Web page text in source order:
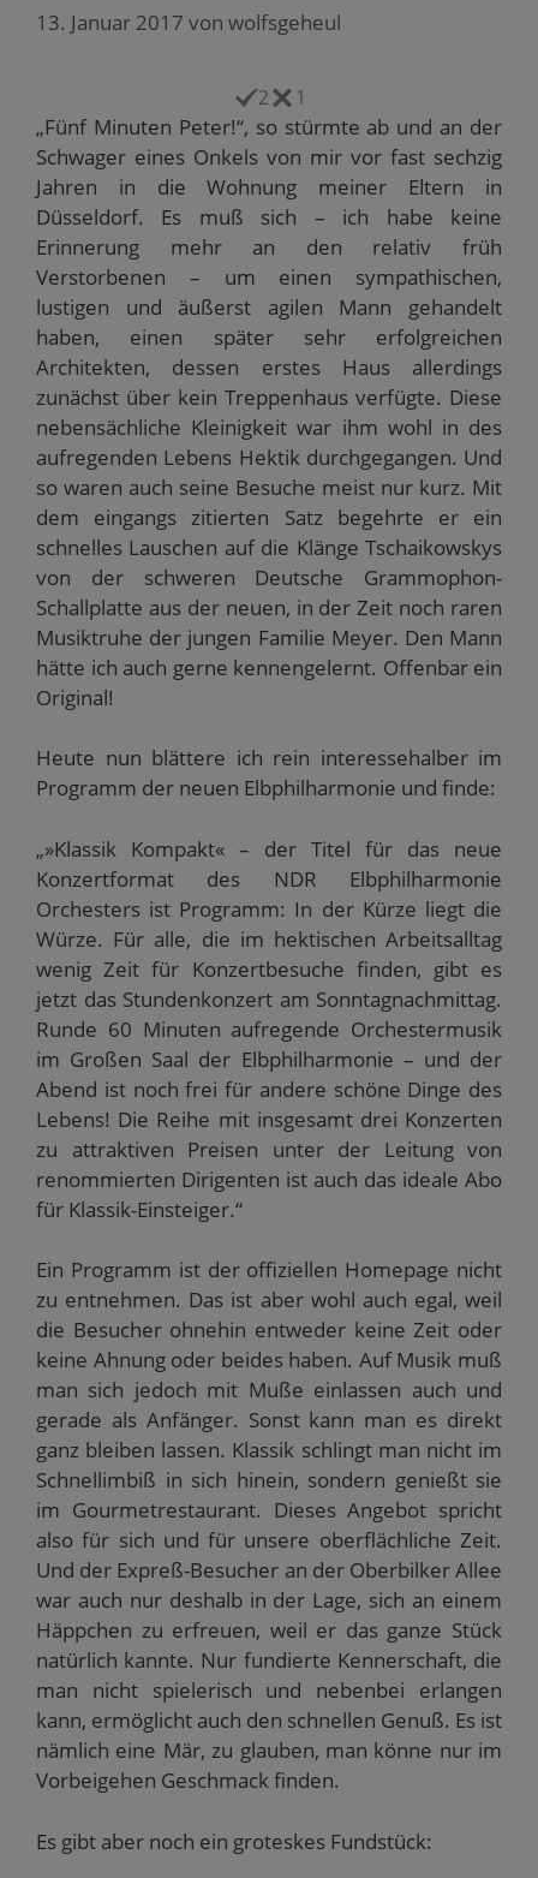
13. Januar 2017 von wolfsgeheul
2 1
„Fünf Minuten Peter!“, so stürmte ab und an der
Schwager eines Onkels von mir vor fast sechzig
Jahren in die Wohnung meiner Eltern in
Düsseldorf. Es muß sich – ich habe keine
Erinnerung mehr an den relativ früh
Verstorbenen – um einen sympathischen,
lustigen und äußerst agilen Mann gehandelt
haben, einen später sehr erfolgreichen
Architekten, dessen erstes Haus allerdings
zunächst über kein Treppenhaus verfügte. Diese
nebensächliche Kleinigkeit war ihm wohl in des
aufregenden Lebens Hektik durchgegangen. Und
so waren auch seine Besuche meist nur kurz. Mit
dem eingangs zitierten Satz begehrte er ein
schnelles Lauschen auf die Klänge Tschaikowskys
von der schweren Deutsche Grammophon-
Schallplatte aus der neuen, in der Zeit noch raren
Musiktruhe der jungen Familie Meyer. Den Mann
hätte ich auch gerne kennengelernt. Offenbar ein
Original!
Heute nun blättere ich rein interessehalber im
Programm der neuen Elbphilharmonie und finde:
„»Klassik Kompakt« – der Titel für das neue
Konzertformat des NDR Elbphilharmonie
Orchesters ist Programm: In der Kürze liegt die
Würze. Für alle, die im hektischen Arbeitsalltag
wenig Zeit für Konzertbesuche finden, gibt es
jetzt das Stundenkonzert am Sonntagnachmittag.
Runde 60 Minuten aufregende Orchestermusik
im Großen Saal der Elbphilharmonie – und der
Abend ist noch frei für andere schöne Dinge des
Lebens! Die Reihe mit insgesamt drei Konzerten
zu attraktiven Preisen unter der Leitung von
renommierten Dirigenten ist auch das ideale Abo
für Klassik-Einsteiger.“
Ein Programm ist der offiziellen Homepage nicht
zu entnehmen. Das ist aber wohl auch egal, weil
die Besucher ohnehin entweder keine Zeit oder
keine Ahnung oder beides haben. Auf Musik muß
man sich jedoch mit Muße einlassen auch und
gerade als Anfänger. Sonst kann man es direkt
ganz bleiben lassen. Klassik schlingt man nicht im
Schnellimbiß in sich hinein, sondern genießt sie
im Gourmetrestaurant. Dieses Angebot spricht
also für sich und für unsere oberflächliche Zeit.
Und der Expreß-Besucher an der Oberbilker Allee
war auch nur deshalb in der Lage, sich an einem
Häppchen zu erfreuen, weil er das ganze Stück
natürlich kannte. Nur fundierte Kennerschaft, die
man nicht spielerisch und nebenbei erlangen
kann, ermöglicht auch den schnellen Genuß. Es ist
nämlich eine Mär, zu glauben, man könne nur im
Vorbeigehen Geschmack finden.
Es gibt aber noch ein groteskes Fundstück: